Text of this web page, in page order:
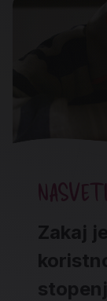
NASVETI
Zakaj